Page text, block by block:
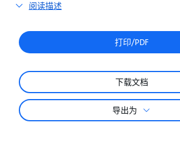
阅读描述
打印/PDF
下载文档
导出为